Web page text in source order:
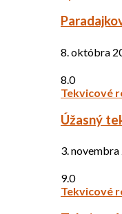
8. októbra
8.0
Tekvicové
Úžasný
3. novembra
9.0
Tekvicové